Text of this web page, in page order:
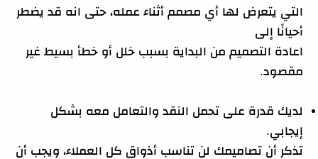
التي يتعرض لها أي مصمم أثناء عمله، حتى انه قد يضطر
أحيانًا إلى
اعادة التصميم من البداية بسبب خلل أو خطأ بسيط غير
مقصود.
لديك قدرة على تحمل النقد والتعامل معه بشكل
إيجابي.
تذكر أن تصاميمك لن تناسب أذواق كل العملاء، ويجب أن